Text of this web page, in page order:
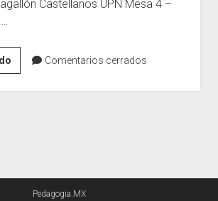
Castellanos UPN Mesa 4 –
Una
demanda
a
los
embates
Comentarios cerrados
Pedagogia.MX